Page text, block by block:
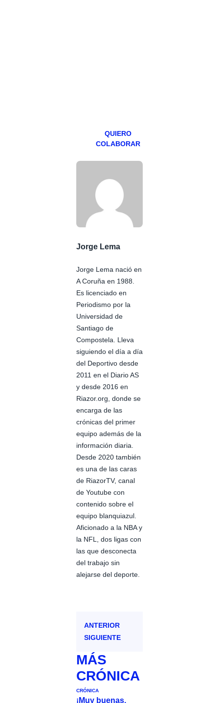
QUIERO
COLABORAR
Jorge Lema
Jorge Lema nació en
A Coruña en 1988.
Es licenciado en
Periodismo por la
Universidad de
Santiago de
Compostela. Lleva
siguiendo el día a día
del Deportivo desde
2011 en el Diario AS
y desde 2016 en
Riazor.org, donde se
encarga de las
crónicas del primer
equipo además de la
información diaria.
Desde 2020 también
es una de las caras
de RiazorTV, canal
de Youtube con
contenido sobre el
equipo blanquiazul.
Aficionado a la NBA y
la NFL, dos ligas con
las que desconecta
del trabajo sin
alejarse del deporte.
ANTERIOR
SIGUIENTE
MÁS
CRÓNICA
CRÓNICA
¡Muy buenas,